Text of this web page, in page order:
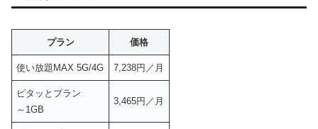
プラン 価格
使い放題MAX 5G/4G 7,238円／月
ピタッとプラン
～1GB
3,465円／月